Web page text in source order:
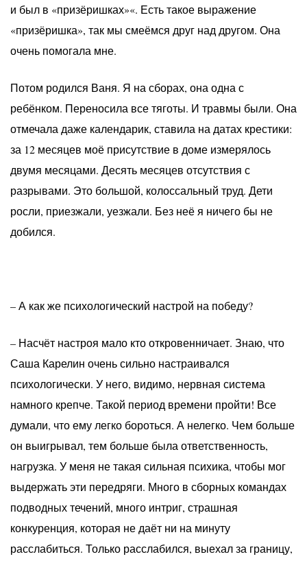
и был в «призёришках»«. Есть такое выражение
«призёришка», так мы смеёмся друг над другом. Она
очень помогала мне.
Потом родился Ваня. Я на сборах, она одна с
ребёнком. Переносила все тяготы. И травмы были. Она
отмечала даже календарик, ставила на датах крестики:
за 12 месяцев моё присутствие в доме измерялось
двумя месяцами. Десять месяцев отсутствия с
разрывами. Это большой, колоссальный труд. Дети
росли, приезжали, уезжали. Без неё я ничего бы не
добился.
– А как же психологический настрой на победу?
– Насчёт настроя мало кто откровенничает. Знаю, что
Саша Карелин очень сильно настраивался
психологически. У него, видимо, нервная система
намного крепче. Такой период времени пройти! Все
думали, что ему легко бороться. А нелегко. Чем больше
он выигрывал, тем больше была ответственность,
нагрузка. У меня не такая сильная психика, чтобы мог
выдержать эти передряги. Много в сборных командах
подводных течений, много интриг, страшная
конкуренция, которая не даёт ни на минуту
расслабиться. Только расслабился, выехал за границу,